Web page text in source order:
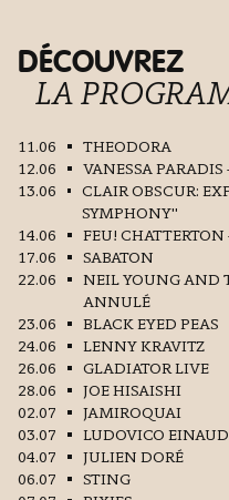
DÉCOUVREZ
LA
11.06
THEODORA
12.06
VANESSA PARADIS
13.06
CLAIR OBSCUR:
SYMPHONY"
14.06
FEU!
17.06
SABATON
22.06
NEIL YOUNG AND
ANNULÉ
23.06
BLACK EYED PEAS
24.06
LENNY KRAVITZ
26.06
GLADIATOR LIVE
28.06
JOE HISAISHI
02.07
JAMIROQUAI
03.07
LUDOVICO
04.07
JULIEN DORÉ
06.07
STING